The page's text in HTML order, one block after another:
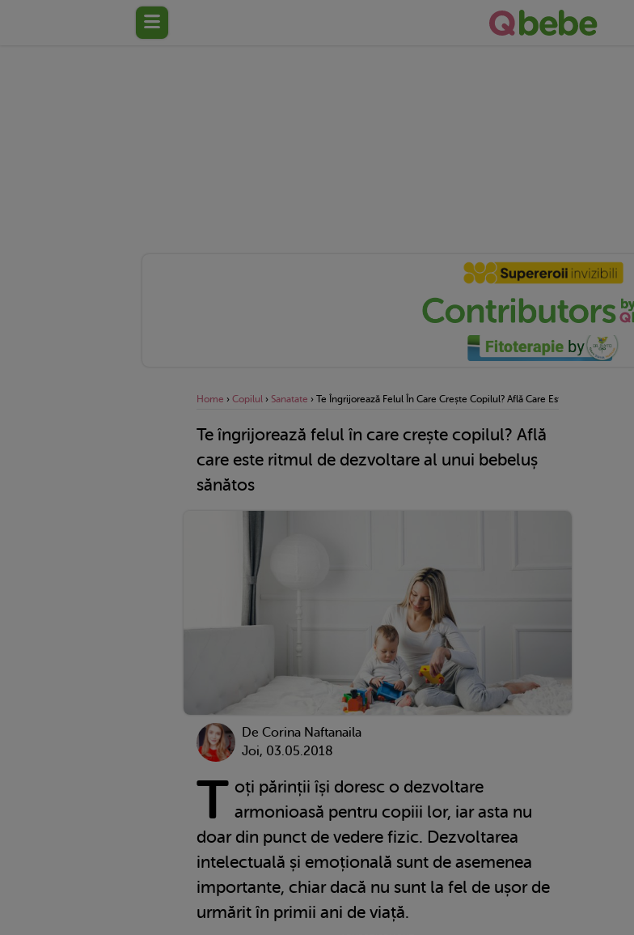
Home › Copilul › Sanatate › Te Îngrijorează Felul În Care Crește Copilul? Află Care Este Ritmul De
Te îngrijorează felul în care crește copilul? Află
care este ritmul de dezvoltare al unui bebeluș
sănătos
De Corina Naftanaila
Joi, 03.05.2018
T oți părinții își doresc o dezvoltare
armonioasă pentru copiii lor, iar asta nu
doar din punct de vedere fizic. Dezvoltarea
intelectuală și emoțională sunt de asemenea
importante, chiar dacă nu sunt la fel de ușor de
urmărit în primii ani de viață.